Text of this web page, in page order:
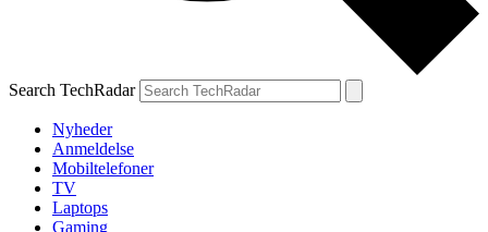
Search TechRadar
Nyheder
Anmeldelse
Mobiltelefoner
TV
Laptops
Gaming